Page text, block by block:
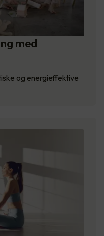
med
og energieffektive